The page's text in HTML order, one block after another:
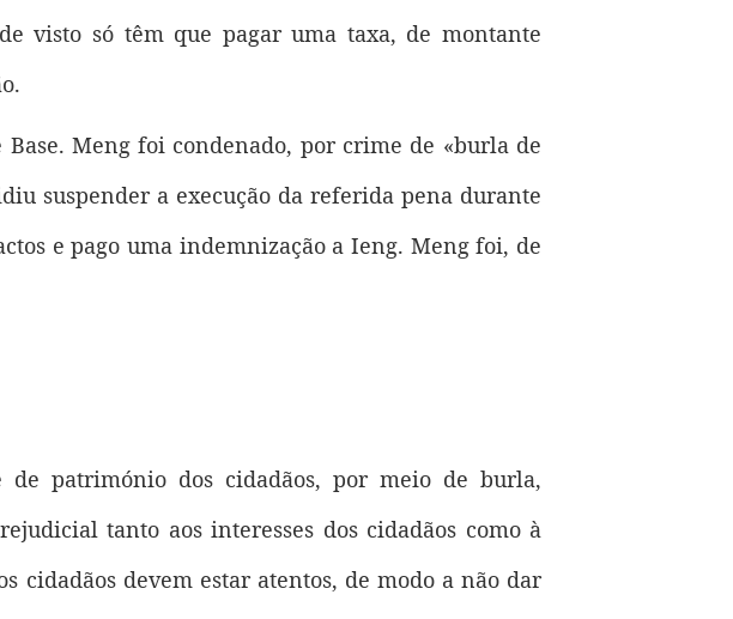
visto só têm que pagar uma taxa, de montante
Meng foi condenado, por crime de «burla de
suspender a execução da referida pena durante
e pago uma indemnização a Ieng. Meng foi, de
património dos cidadãos, por meio de burla,
tanto aos interesses dos cidadãos como à
devem estar atentos, de modo a não dar